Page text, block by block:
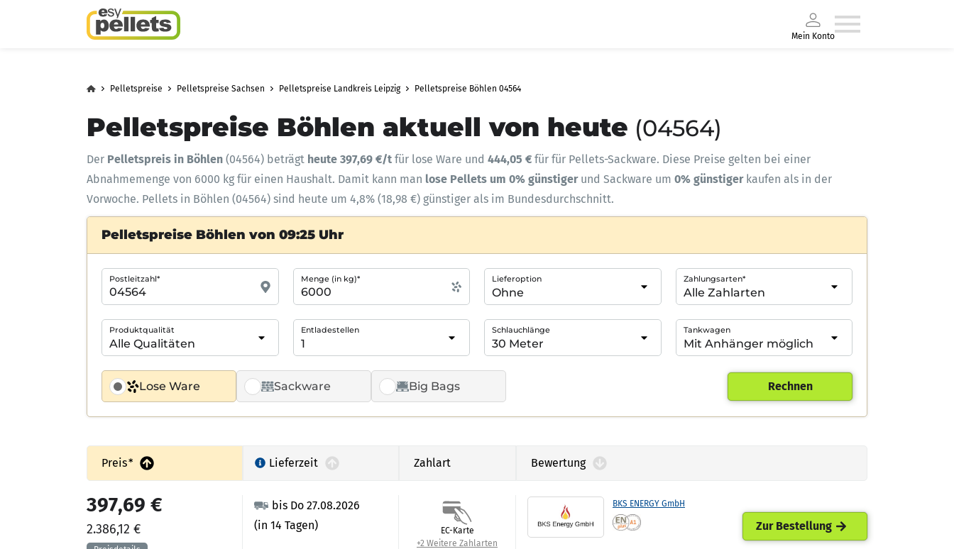
Mein Konto
Pelletspreise Pelletspreise Sachsen Pelletspreise Landkreis Leipzig Pelletspreise Böhlen 04564
Pelletspreise Böhlen aktuell von heute (04564)
Der Pelletspreis in Böhlen (04564) beträgt heute 397,69 €/t für lose Ware und 444,05 € für für Pellets-Sackware. Diese Preise gelten bei einer
Abnahmemenge von 6000 kg für einen Haushalt. Damit kann man lose Pellets um 0% günstiger und Sackware um 0% günstigerkaufen als in der
Vorwoche. Pellets in Böhlen (04564) sind heute um 4,8% (18,98 €) günstiger als im Bundesdurchschnitt.
Pelletspreise Böhlen von 09:25 Uhr
Lose Ware Sackware Big Bags
Postleitzahl* Menge (in kg)* Lieferoption Zahlungsarten*
Produktqualität Entladestellen Schlauchlänge Tankwagen
Rechnen
Preis* Lieferzeit Zahlart Bewertung
BKS ENERGY GmbH
bis Do 27.08.2026
(in 14 Tagen)
397,69 €
2.386,12 €
EC-Karte
+2 Weitere Zahlarten
Zur Bestellung